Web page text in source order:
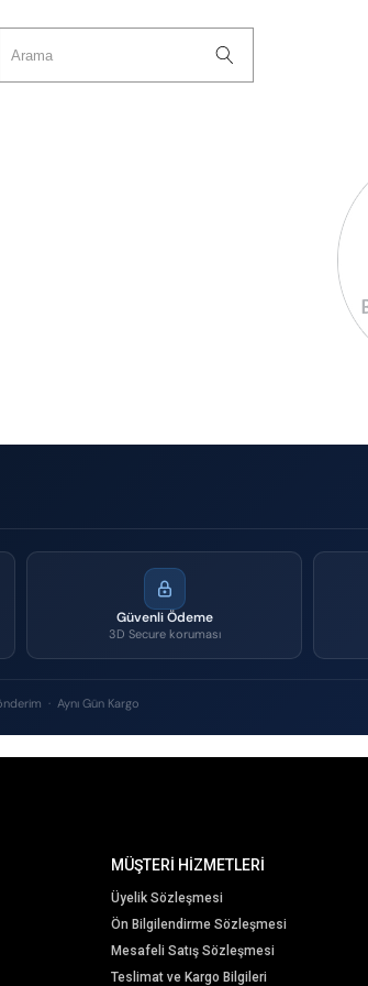
Güvenli Ödeme
3D Secure koruması
· Aynı Gün Kargo
MÜŞTERİ HİZMETLERİ
Üyelik Sözleşmesi
Ön Bilgilendirme Sözleşmesi
Mesafeli Satış Sözleşmesi
Teslimat ve Kargo Bilgileri